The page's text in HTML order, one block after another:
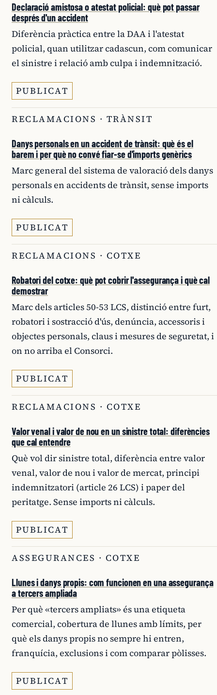
Declaració amistosa o atestat policial: què pot passar
després d'un accident
Diferència pràctica entre la DAA i l'atestat
policial, quan utilitzar cadascun, com comunicar
el sinistre i relació amb culpa i indemnització.
PUBLICAT
RECLAMACIONS · TRÀNSIT
Danys personals en un accident de trànsit: què és el
barem i per què no convé fiar-se d'imports genèrics
Marc general del sistema de valoració dels danys
personals en accidents de trànsit, sense imports
ni càlculs.
PUBLICAT
RECLAMACIONS · COTXE
Robatori del cotxe: què pot cobrir l'assegurança i què cal
demostrar
Marc dels articles 50-53 LCS, distinció entre furt,
robatori i sostracció d'ús, denúncia, accessoris i
objectes personals, claus i mesures de seguretat, i
on no arriba el Consorci.
PUBLICAT
RECLAMACIONS · COTXE
Valor venal i valor de nou en un sinistre total: diferències
que cal entendre
Què vol dir sinistre total, diferència entre valor
venal, valor de nou i valor de mercat, principi
indemnitzatori (article 26 LCS) i paper del
peritatge. Sense imports ni càlculs.
PUBLICAT
ASSEGURANCES · COTXE
Llunes i danys propis: com funcionen en una assegurança
a tercers ampliada
Per què «tercers ampliats» és una etiqueta
comercial, cobertura de llunes amb límits, per
què els danys propis no sempre hi entren,
franquícia, exclusions i com comparar pòlisses.
PUBLICAT